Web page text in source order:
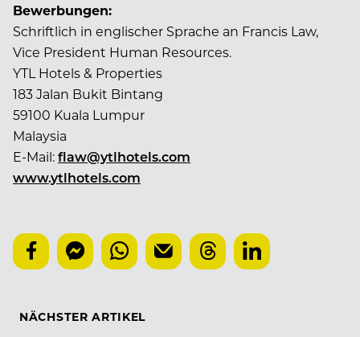
Bewerbungen:
Schriftlich in englischer Sprache an Francis Law,
Vice President Human Resources.
YTL Hotels & Properties
183 Jalan Bukit Bintang
59100 Kuala Lumpur
Malaysia
E-Mail:flaw@ytlhotels.com
www.ytlhotels.com
NÄCHSTER ARTIKEL